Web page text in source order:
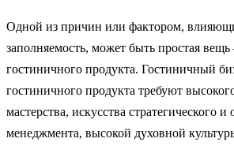
Одной из причин или фактором,
заполняемость, может быть простая вещь
гостиничного продукта. Гостиничный
гостиничного продукта требуют
мастерства, искусства стратегического и
менеджмента, высокой духовной